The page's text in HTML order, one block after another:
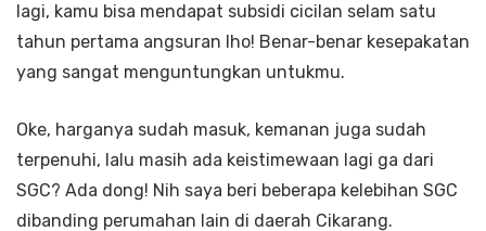
lagi, kamu bisa mendapat subsidi cicilan selam satu
tahun pertama angsuran lho! Benar-benar kesepakatan
yang sangat menguntungkan untukmu.
Oke, harganya sudah masuk, kemanan juga sudah
terpenuhi, lalu masih ada keistimewaan lagi ga dari
SGC? Ada dong! Nih saya beri beberapa kelebihan SGC
dibanding perumahan lain di daerah Cikarang.